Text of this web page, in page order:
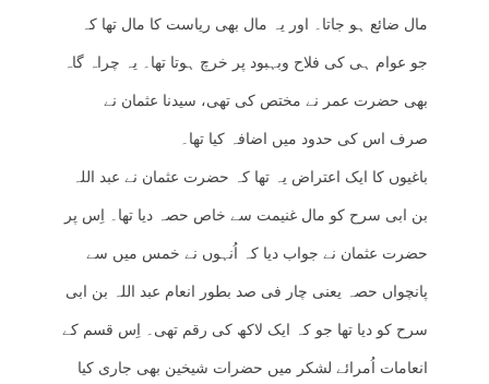
مال ضائع ہو جاتا۔ اور یہ مال بھی ریاست کا مال تھا کہ
جو عوام ہی کی فلاح وبہبود پر خرچ ہوتا تھا۔ یہ چراہ گاہ
بھی حضرت عمر نے مختص کی تھی، سیدنا عثمان نے
صرف اس کی حدود میں اضافہ کیا تھا۔
باغیوں کا ایک اعتراض یہ تھا کہ حضرت عثمان نے عبد اللہ
بن ابی سرح کو مال غنیمت سے خاص حصہ دیا تھا۔ اِس پر
حضرت عثمان نے جواب دیا کہ اُنہوں نے خمس میں سے
پانچواں حصہ یعنی چار فی صد بطور انعام عبد اللہ بن ابی
سرح کو دیا تھا جو کہ ایک لاکھ کی رقم تھی۔ اِس قسم کے
انعامات اُمرائے لشکر میں حضرات شیخین بھی جاری کیا